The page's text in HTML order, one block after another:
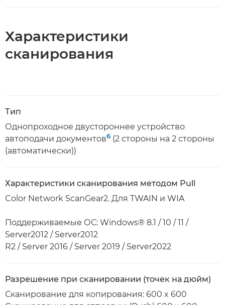
Характеристики
сканирования
Тип
Однопроходное двустороннее устройство
автоподачи документов6 (2 стороны на 2 стороны
(автоматически))
Характеристики сканирования методом Pull
Color Network ScanGear2. Для TWAIN и WIA
Поддерживаемые ОС: Windows® 8.1 / 10 / 11 /
Server2012 / Server2012
R2 / Server 2016 / Server 2019 / Server2022
Разрешение при сканировании (точек на дюйм)
Сканирование для копирования: 600 x 600